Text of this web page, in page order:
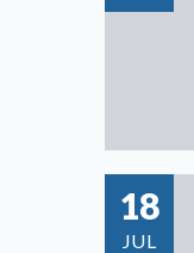
18
JUL